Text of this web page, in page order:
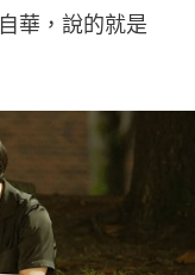
華，說的就是